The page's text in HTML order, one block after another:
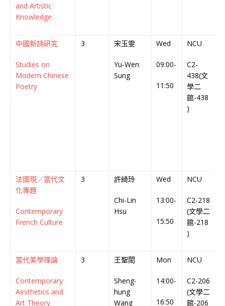
and Artistic
Knowledge
中國新詩研究
Studies on
Modern Chinese
Poetry
3 宋玉雯
Yu-Wen
Sung
Wed
09:00-
11:50
NCU
C2-
438(文
學二
館-438
)
法國現／當代文
化專題
Contemporary
French Culture
3 許綺玲
Chi-Lin
Hsu
Wed
13:00-
15:50
NCU
C2-218
(文學二
館-218
)
當代美學理論
Contemporary
Aesthetics and
Art Theory
3 王聖閎
Sheng-
hung
Wang
Mon
14:00-
16:50
NCU
C2-206
(文學二
館-206